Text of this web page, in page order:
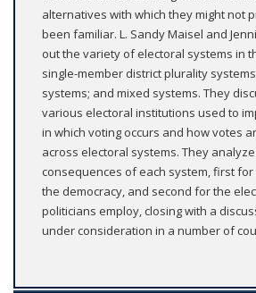
alternatives with which they might not
been familiar. L. Sandy Maisel and
out the variety of electoral systems in
single-member district plurality
systems; and mixed systems. They
various electoral institutions used to
in which voting occurs and how votes
across electoral systems. They
consequences of each system, first
the democracy, and second for the
politicians employ, closing with a
under consideration in a number of